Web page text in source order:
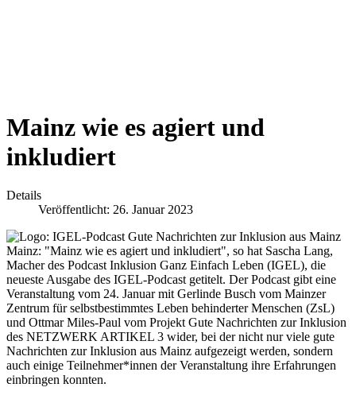
Mainz wie es agiert und
inkludiert
Details
Veröffentlicht: 26. Januar 2023
Mainz: "Mainz wie es agiert und inkludiert", so hat Sascha Lang,
Macher des Podcast Inklusion Ganz Einfach Leben (IGEL), die
neueste Ausgabe des IGEL-Podcast getitelt. Der Podcast gibt eine
Veranstaltung vom 24. Januar mit Gerlinde Busch vom Mainzer
Zentrum für selbstbestimmtes Leben behinderter Menschen (ZsL)
und Ottmar Miles-Paul vom Projekt Gute Nachrichten zur Inklusion
des NETZWERK ARTIKEL 3 wider, bei der nicht nur viele gute
Nachrichten zur Inklusion aus Mainz aufgezeigt werden, sondern
auch einige Teilnehmer*innen der Veranstaltung ihre Erfahrungen
einbringen konnten.